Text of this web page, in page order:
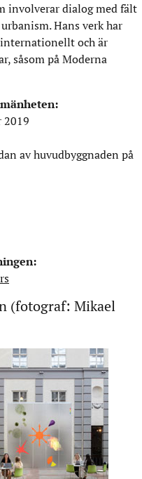
involverar dialog med fält
Hans verk har
och är
såsom på Moderna
2019
av huvudbyggnaden på
(fotograf: Mikael